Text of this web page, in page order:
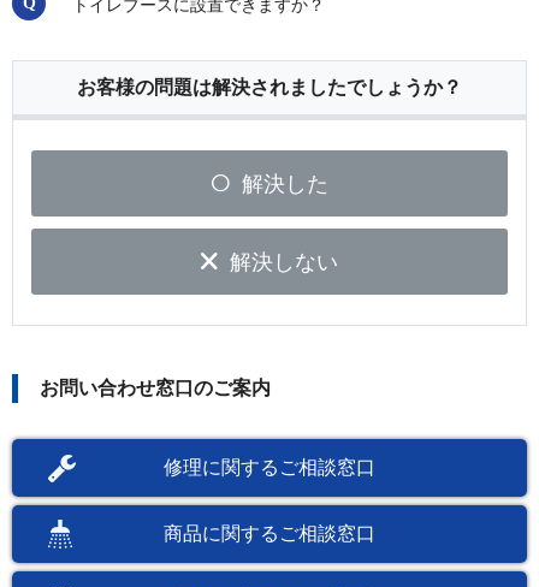
トイレブースに設置できますか？
お客様の問題は解決されましたでしょうか？
解決した
解決しない
お問い合わせ窓口のご案内
修理に関するご相談窓口
商品に関するご相談窓口